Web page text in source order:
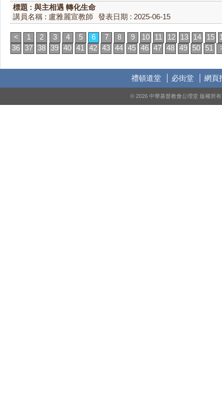
標題 : 與主相遇 轉化生命
講員名稱 : 盧雅麗宣教師
發表日期 : 2025-06-15
< 1 2 3 4 5 6 7 8 9 10 11 12 13 14 15
36 37 38 39 40 41 42 43 44 45 46 47 48 49 50 51
禮頓道堂 必街堂 網頁
© 2026 中華基督教會公理堂 版權所